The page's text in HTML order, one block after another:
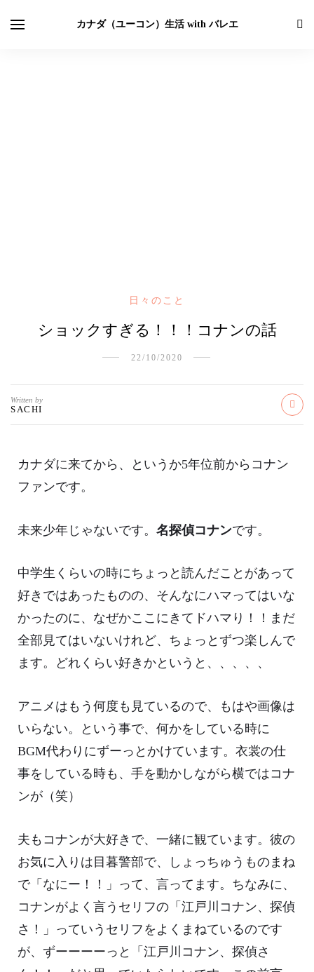
カナダ（ユーコン）生活 with バレエ
日々のこと
ショックすぎる！！！コナンの話
22/10/2020
Written by
SACHI
カナダに来てから、というか5年位前からコナン
ファンです。
未来少年じゃないです。 名探偵コナンです。
中学生くらいの時にちょっと読んだことがあって
好きではあったものの、そんなにハマってはいな
かったのに、なぜかここにきてドハマり！！まだ
全部見てはいないけれど、ちょっとずつ楽しんで
ます。どれくらい好きかというと、、、、、
アニメはもう何度も見ているので、もはや画像は
いらない。という事で、何かをしている時に
BGM代わりにずーっとかけています。衣裳の仕
事をしている時も、手を動かしながら横ではコナ
ンが（笑）
夫もコナンが大好きで、一緒に観ています。彼の
お気に入りは目暮警部で、しょっちゅうものまね
で「なにー！！」って、言ってます。ちなみに、
コナンがよく言うセリフの「江戸川コナン、探偵
さ！」っていうセリフをよくまねているのです
が、ずーーーーっと「江戸川コナン、探偵さ